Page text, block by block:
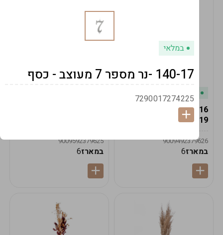
19616-אגרטל הרמס
19ס"מ -קרם
9009492379626
במארז6
9009592379625
במארז6
במלאי
140-17 -נר מספר 7 מעוצב - כסף
7290017274225